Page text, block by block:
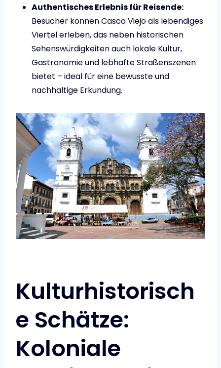
Authentisches Erlebnis für Reisende:
Besucher können Casco Viejo als lebendiges
Viertel erleben, das neben historischen
Sehenswürdigkeiten auch lokale Kultur,
Gastronomie und lebhafte Straßenszenen
bietet – ideal für eine bewusste und
nachhaltige Erkundung.
Kulturhistorisch
e Schätze:
Koloniale